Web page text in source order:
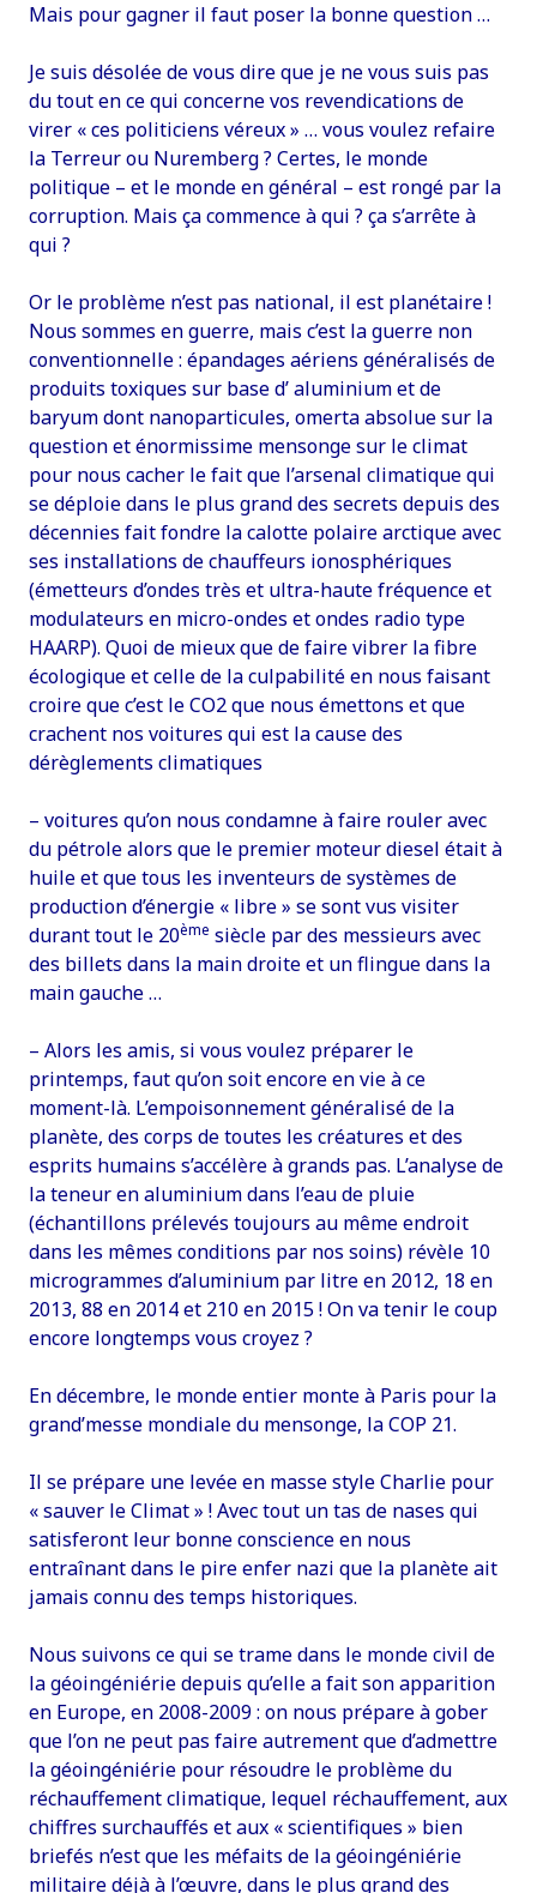
Mais pour gagner il faut poser la bonne question …
Je suis désolée de vous dire que je ne vous suis pas
du tout en ce qui concerne vos revendications de
virer « ces politiciens véreux » … vous voulez refaire
la Terreur ou Nuremberg ? Certes, le monde
politique – et le monde en général – est rongé par la
corruption. Mais ça commence à qui ? ça s’arrête à
qui ?
Or le problème n’est pas national, il est planétaire !
Nous sommes en guerre, mais c’est la guerre non
conventionnelle : épandages aériens généralisés de
produits toxiques sur base d’ aluminium et de
baryum dont nanoparticules, omerta absolue sur la
question et énormissime mensonge sur le climat
pour nous cacher le fait que l’arsenal climatique qui
se déploie dans le plus grand des secrets depuis des
décennies fait fondre la calotte polaire arctique avec
ses installations de chauffeurs ionosphériques
(émetteurs d’ondes très et ultra-haute fréquence et
modulateurs en micro-ondes et ondes radio type
HAARP). Quoi de mieux que de faire vibrer la fibre
écologique et celle de la culpabilité en nous faisant
croire que c’est le CO2 que nous émettons et que
crachent nos voitures qui est la cause des
dérèglements climatiques
– voitures qu’on nous condamne à faire rouler avec
du pétrole alors que le premier moteur diesel était à
huile et que tous les inventeurs de systèmes de
production d’énergie « libre » se sont vus visiter
durant tout le 20ème siècle par des messieurs avec
des billets dans la main droite et un flingue dans la
main gauche …
– Alors les amis, si vous voulez préparer le
printemps, faut qu’on soit encore en vie à ce
moment-là. L’empoisonnement généralisé de la
planète, des corps de toutes les créatures et des
esprits humains s’accélère à grands pas. L’analyse de
la teneur en aluminium dans l’eau de pluie
(échantillons prélevés toujours au même endroit
dans les mêmes conditions par nos soins) révèle 10
microgrammes d’aluminium par litre en 2012, 18 en
2013, 88 en 2014 et 210 en 2015 ! On va tenir le coup
encore longtemps vous croyez ?
En décembre, le monde entier monte à Paris pour la
grand’messe mondiale du mensonge, la COP 21.
Il se prépare une levée en masse style Charlie pour
« sauver le Climat » ! Avec tout un tas de nases qui
satisferont leur bonne conscience en nous
entraînant dans le pire enfer nazi que la planète ait
jamais connu des temps historiques.
Nous suivons ce qui se trame dans le monde civil de
la géoingéniérie depuis qu’elle a fait son apparition
en Europe, en 2008-2009 : on nous prépare à gober
que l’on ne peut pas faire autrement que d’admettre
la géoingéniérie pour résoudre le problème du
réchauffement climatique, lequel réchauffement, aux
chiffres surchauffés et aux « scientifiques » bien
briefés n’est que les méfaits de la géoingéniérie
militaire déjà à l’œuvre, dans le plus grand des